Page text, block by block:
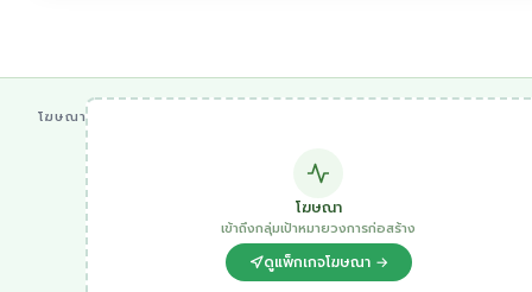
โฆษณา
โฆษณา
เข้าถึงกลุ่มเป้าหมายวงการก่อสร้าง
ดูแพ็กเกจโฆษณา →